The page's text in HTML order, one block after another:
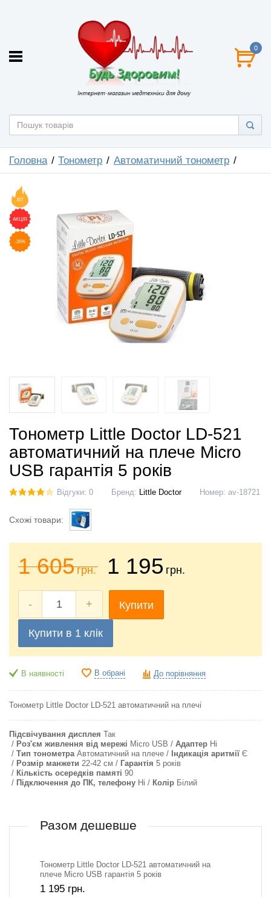
0
Головна Тонометр Автоматичний тонометр
ХІТ
АКЦІЯ
-26%
Тонометр Little Doctor LD-521
автоматичний на плече Micro
USB гарантія 5 років
Відгуки: 0 Бренд: Little Doctor Номер: av-18721
Схожі товари:
1 605грн. 1 195 грн.
- + Купити
Купити в 1 клік
В наявності В обрані До порівняння
Тонометр Little Doctor LD-521 автоматичний на плечі
Підсвічування дисплея Так
Роз'єм живлення від мережі Micro USB Адаптер Ні
Тип тонометра Автоматичний на плече Індикація аритмії Є
Розмір манжети 22-42 см Гарантія 5 років
Кількість осередків памяті 90
Підключення до ПК, телефону Ні Колір Білий
Разом дешевше
Тонометр Little Doctor LD-521 автоматичний на
плече Micro USB гарантія 5 років
1 195 грн.